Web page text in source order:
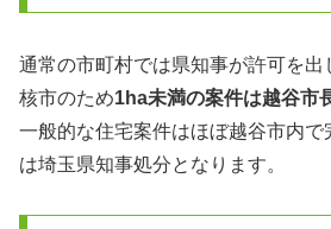
通常の市町村では県知事が許可を出
核市のため1ha未満の案件は越谷市
一般的な住宅案件はほぼ越谷市内で
は埼玉県知事処分となります。